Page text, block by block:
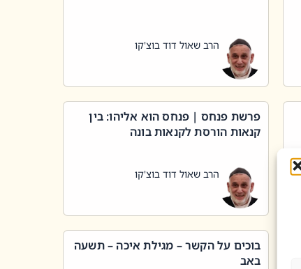
הרב שאול דוד בוצ'קו
פרשת פנחס | פנחס הוא אליהו: בין
קנאות הורסת לקנאות בונה
הרב שאול דוד בוצ'קו
בוכים על הקשר – מגילת איכה – תשעה
באב